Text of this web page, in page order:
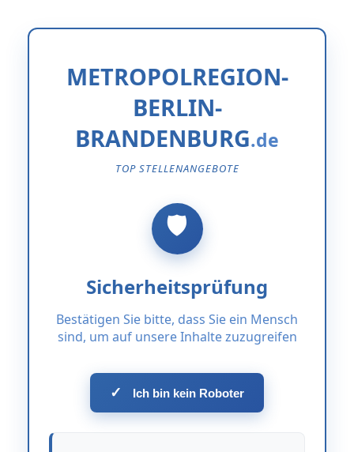
METROPOLREGION-
BERLIN-
BRANDENBURG
TOP STELLENANGEBOTE
Sicherheitsprüfung
Bestätigen Sie bitte, dass Sie ein Mensch
sind, um auf unsere Inhalte zuzugreifen
✓ Ich bin kein Roboter